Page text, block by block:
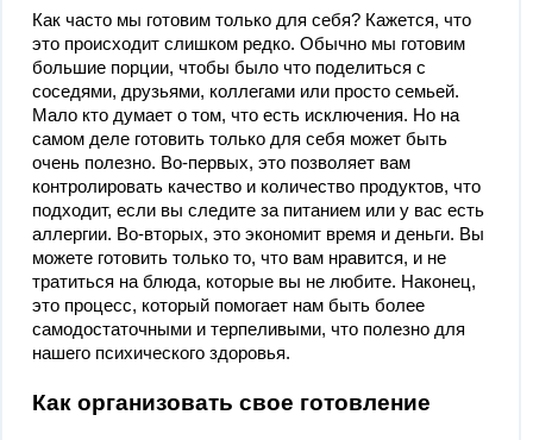
Как часто мы готовим только для себя? Кажется, что
это происходит слишком редко. Обычно мы готовим
большие порции, чтобы было что поделиться с
соседями, друзьями, коллегами или просто семьей.
Мало кто думает о том, что есть исключения. Но на
самом деле готовить только для себя может быть
очень полезно. Во-первых, это позволяет вам
контролировать качество и количество продуктов, что
подходит, если вы следите за питанием или у вас есть
аллергии. Во-вторых, это экономит время и деньги. Вы
можете готовить только то, что вам нравится, и не
тратиться на блюда, которые вы не любите. Наконец,
это процесс, который помогает нам быть более
самодостаточными и терпеливыми, что полезно для
нашего психического здоровья.
Как организовать свое готовление